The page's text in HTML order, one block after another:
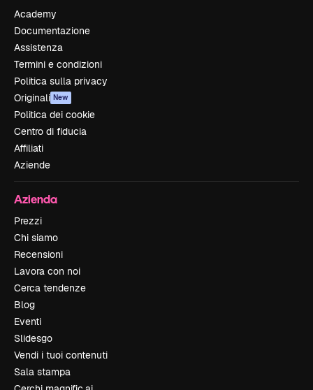
Academy
Documentazione
Assistenza
Termini e condizioni
Politica sulla privacy
Originali New
Politica dei cookie
Centro di fiducia
Affiliati
Aziende
Azienda
Prezzi
Chi siamo
Recensioni
Lavora con noi
Cerca tendenze
Blog
Eventi
Slidesgo
Vendi i tuoi contenuti
Sala stampa